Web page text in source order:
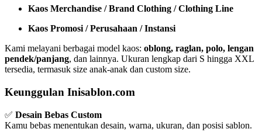
Kaos Merchandise / Brand Clothing / Clothing Line
Kaos Promosi / Perusahaan / Instansi
Kami melayani berbagai model kaos: oblong, raglan, polo, lengan
pendek/panjang, dan lainnya. Ukuran lengkap dari S hingga XXL
tersedia, termasuk size anak-anak dan custom size.
Keunggulan Inisablon.com
✅ Desain Bebas Custom
Kamu bebas menentukan desain, warna, ukuran, dan posisi sablon.